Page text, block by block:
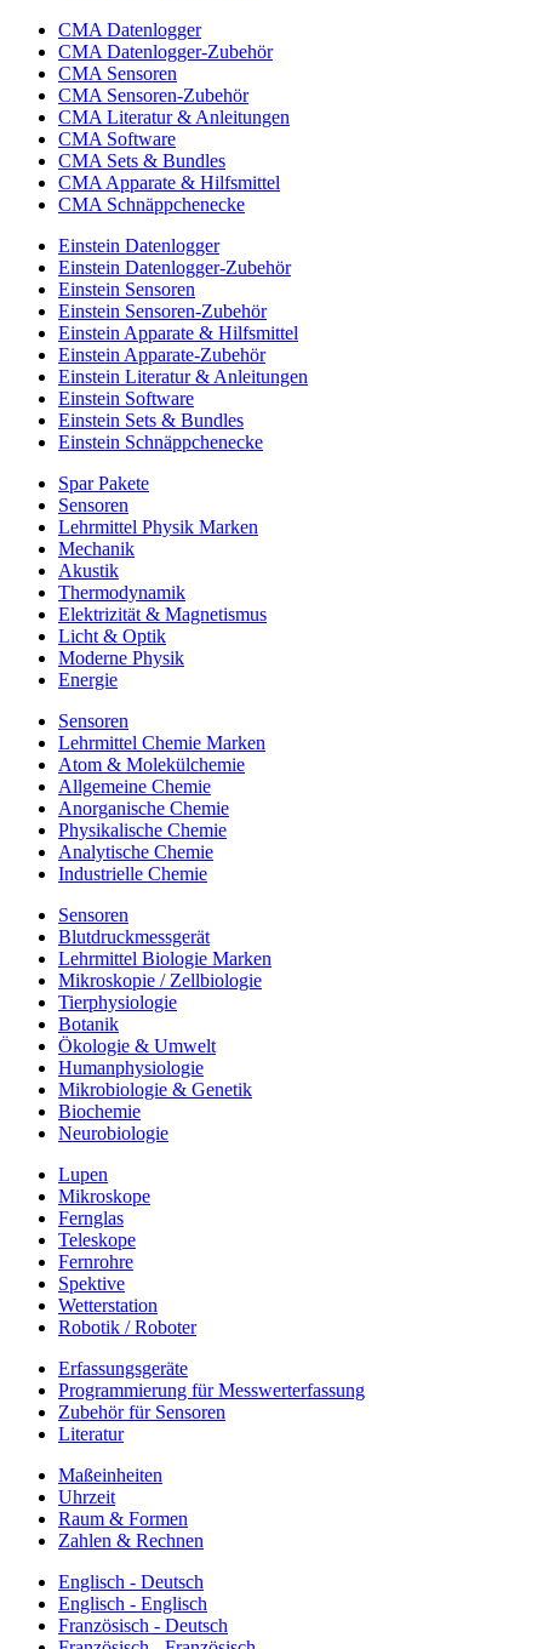
CMA Datenlogger
CMA Datenlogger-Zubehör
CMA Sensoren
CMA Sensoren-Zubehör
CMA Literatur & Anleitungen
CMA Software
CMA Sets & Bundles
CMA Apparate & Hilfsmittel
CMA Schnäppchenecke
Einstein Datenlogger
Einstein Datenlogger-Zubehör
Einstein Sensoren
Einstein Sensoren-Zubehör
Einstein Apparate & Hilfsmittel
Einstein Apparate-Zubehör
Einstein Literatur & Anleitungen
Einstein Software
Einstein Sets & Bundles
Einstein Schnäppchenecke
Spar Pakete
Sensoren
Lehrmittel Physik Marken
Mechanik
Akustik
Thermodynamik
Elektrizität & Magnetismus
Licht & Optik
Moderne Physik
Energie
Sensoren
Lehrmittel Chemie Marken
Atom & Molekülchemie
Allgemeine Chemie
Anorganische Chemie
Physikalische Chemie
Analytische Chemie
Industrielle Chemie
Sensoren
Blutdruckmessgerät
Lehrmittel Biologie Marken
Mikroskopie / Zellbiologie
Tierphysiologie
Botanik
Ökologie & Umwelt
Humanphysiologie
Mikrobiologie & Genetik
Biochemie
Neurobiologie
Lupen
Mikroskope
Fernglas
Teleskope
Fernrohre
Spektive
Wetterstation
Robotik / Roboter
Erfassungsgeräte
Programmierung für Messwerterfassung
Zubehör für Sensoren
Literatur
Maßeinheiten
Uhrzeit
Raum & Formen
Zahlen & Rechnen
Englisch - Deutsch
Englisch - Englisch
Französisch - Deutsch